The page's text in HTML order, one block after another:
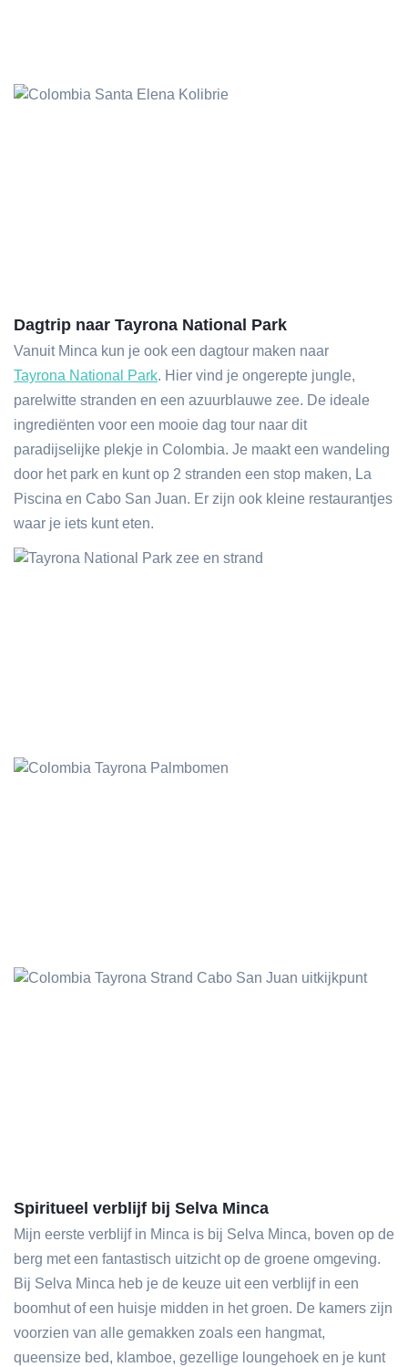
Dagtrip naar Tayrona National Park
Vanuit Minca kun je ook een dagtour maken naar
Tayrona National Park. Hier vind je ongerepte jungle,
parelwitte stranden en een azuurblauwe zee. De ideale
ingrediënten voor een mooie dag tour naar dit
paradijselijke plekje in Colombia. Je maakt een wandeling
door het park en kunt op 2 stranden een stop maken, La
Piscina en Cabo San Juan. Er zijn ook kleine restaurantjes
waar je iets kunt eten.
Spiritueel verblijf bij Selva Minca
Mijn eerste verblijf in Minca is bij Selva Minca, boven op de
berg met een fantastisch uitzicht op de groene omgeving.
Bij Selva Minca heb je de keuze uit een verblijf in een
boomhut of een huisje midden in het groen. De kamers zijn
voorzien van alle gemakken zoals een hangmat,
queensize bed, klamboe, gezellige loungehoek en je kunt